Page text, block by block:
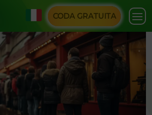
CODA GRATUITA